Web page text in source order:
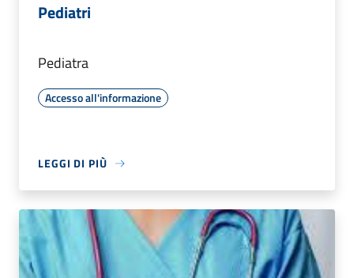
Pediatri
Pediatra
Accesso all'informazione
LEGGI DI PIÙ